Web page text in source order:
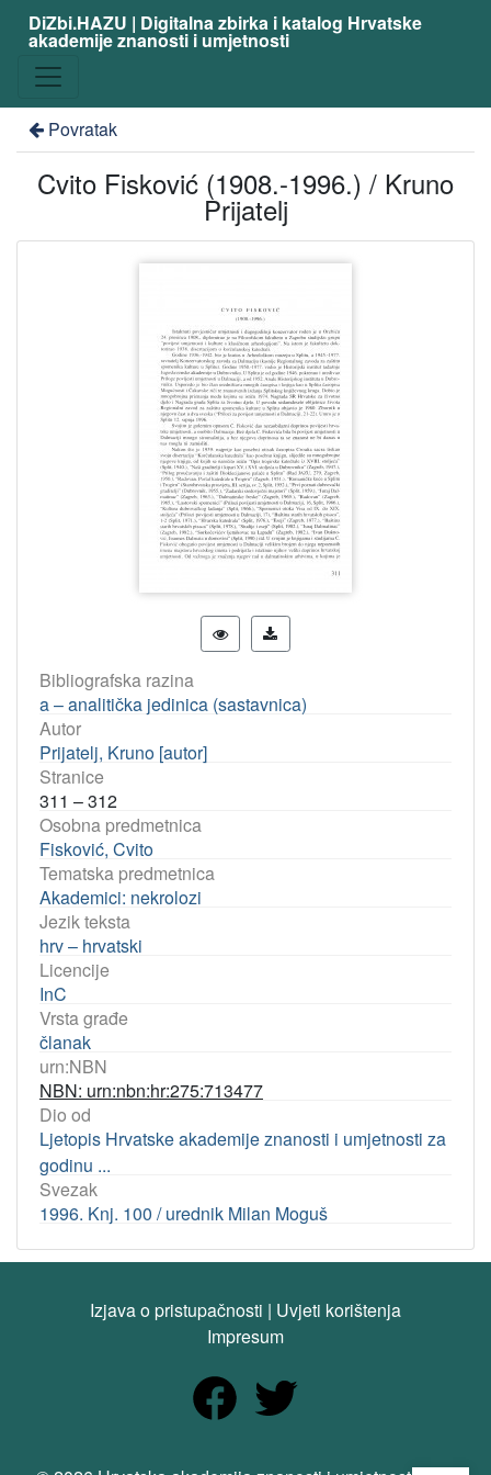
DiZbi.HAZU | Digitalna zbirka i katalog Hrvatske
akademije znanosti i umjetnosti
Povratak
Cvito Fisković (1908.-1996.) / Kruno
Prijatelj
Bibliografska razina
a – analitička jedinica (sastavnica)
Autor
Prijatelj, Kruno [autor]
Stranice
311 – 312
Osobna predmetnica
Fisković, Cvito
Tematska predmetnica
Akademici: nekrolozi
Jezik teksta
hrv – hrvatski
Licencije
InC
Vrsta građe
članak
urn:NBN
NBN: urn:nbn:hr:275:713477
Dio od
Ljetopis Hrvatske akademije znanosti i umjetnosti za
godinu ...
Svezak
1996. Knj. 100 / urednik Milan Moguš
Izjava o pristupačnosti | Uvjeti korištenja
Impresum